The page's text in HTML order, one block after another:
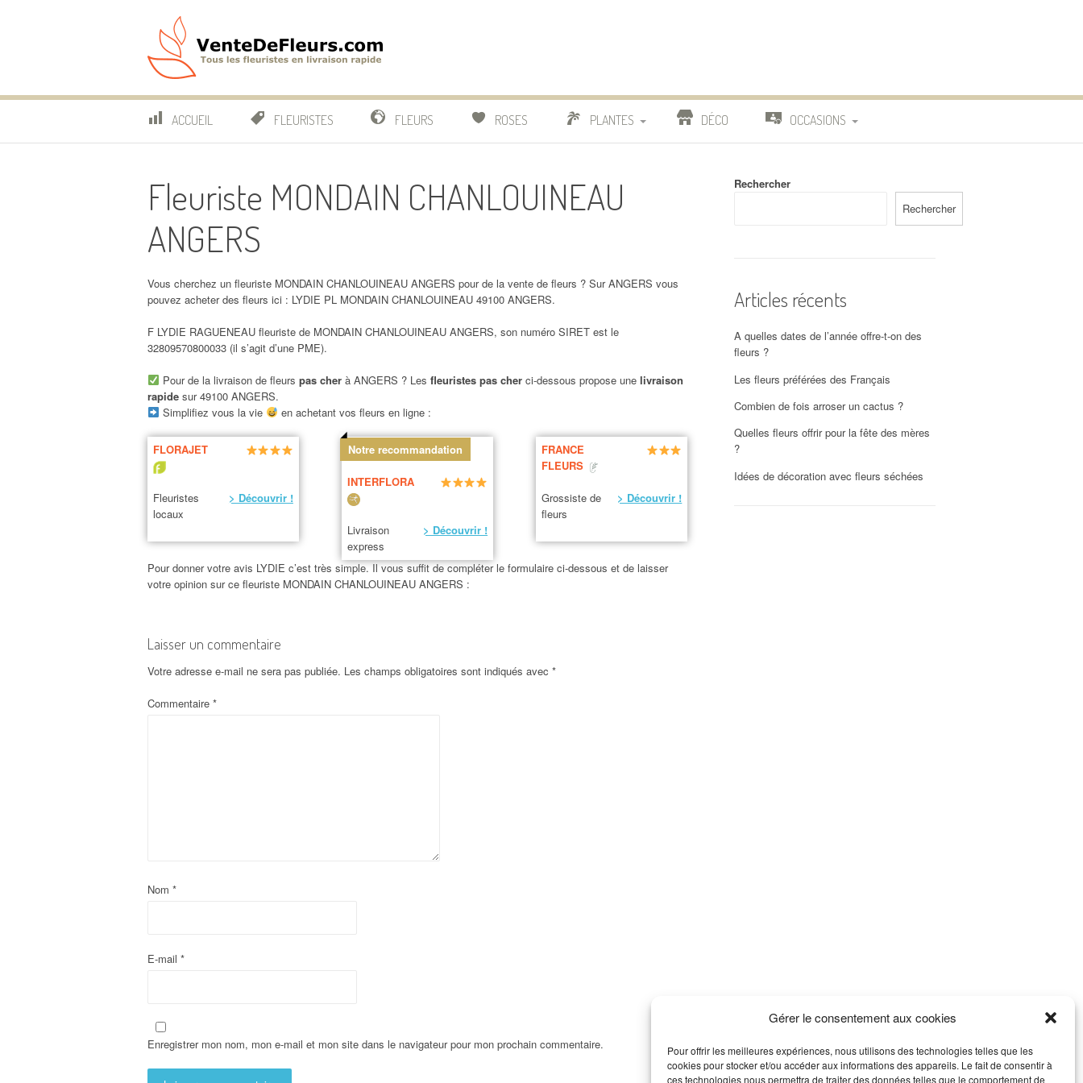
Gérer le consentement aux cookies
Pour offrir les meilleures expériences, nous utilisons des technologies telles que les
cookies pour stocker et/ou accéder aux informations des appareils. Le fait de consentir à
ces technologies nous permettra de traiter des données telles que le comportement de
VenteDeFleurs.com
ACCUEIL FLEURISTES FLEURS ROSES PLANTES
CACTUS
DÉCO OCCASIONS
Fleuriste MONDAIN CHANLOUINEAU
ANGERS
Vous cherchez un fleuriste MONDAIN CHANLOUINEAU ANGERS pour de la vente de fleurs ? Sur ANGERS vous
pouvez acheter des fleurs ici : LYDIE PL MONDAIN CHANLOUINEAU 49100 ANGERS.
F LYDIE RAGUENEAU fleuriste de MONDAIN CHANLOUINEAU ANGERS, son numéro SIRET est le
32809570800033 (il s’agit d’une PME).
Pour de la livraison de fleurs pas cherà ANGERS ? Les fleuristes pas cher ci-dessous propose une livraison
rapide sur 49100 ANGERS.
Simplifiez vous la vie
en achetant vos fleurs en ligne :
FLORAJET
Fleuristes
locaux
> Découvrir !
Notre recommandation
INTERFLORA
Livraison
express
> Découvrir !
FRANCE
FLEURS
Grossiste de
fleurs
> Découvrir !
Pour donner votre avis LYDIE c’est très simple. Il vous suffit de compléter le formulaire ci-dessous et de laisser
votre opinion sur ce fleuriste MONDAIN CHANLOUINEAU ANGERS :
Laisser un commentaire
Votre adresse e-mail ne sera pas publiée. Les champs obligatoires sont indiqués avec *
Commentaire *
Nom *
E-mail *
Enregistrer mon nom, mon e-mail et mon site dans le navigateur pour mon prochain commentaire.
Rechercher
Rechercher
Articles récents
A quelles dates de l’année offre-t-on des
fleurs ?
Les fleurs préférées des Français
Combien de fois arroser un cactus ?
Quelles fleurs offrir pour la fête des mères
?
Idées de décoration avec fleurs séchées